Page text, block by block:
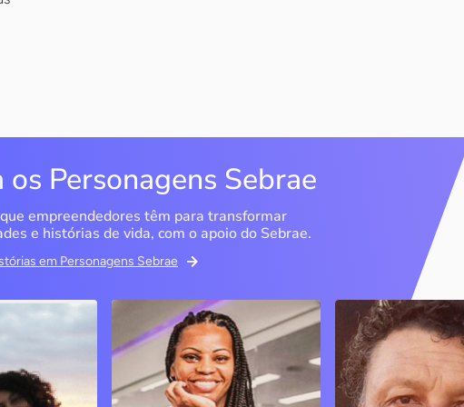
os Personagens Sebrae
empreendedores têm para transformar
e histórias de vida, com o apoio do Sebrae.
em Personagens Sebrae
um CNPJ
mas o
Studio Olimpic Shape
São Paulo / SP
A ex-atleta olímpica e
empresária diz que o Sebrae
DG
Água Mineral
Marília / SP
Entenda como o